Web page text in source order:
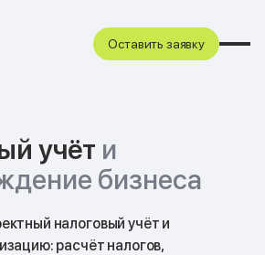
Оставить заявку
учёт и
бизнеса
налоговый учёт и
расчёт налогов,